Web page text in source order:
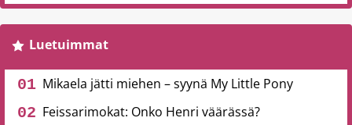
Luetuimmat
Mikaela jätti miehen – syynä My Little Pony
Feissarimokat: Onko Henri väärässä?